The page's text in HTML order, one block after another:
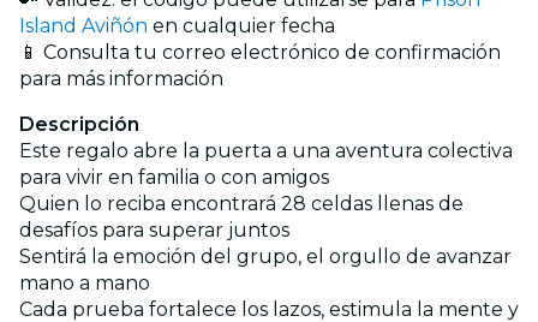
Island Aviñón en cualquier fecha
📱 Consulta tu correo electrónico de confirmación
para más información
Descripción
Este regalo abre la puerta a una aventura colectiva
para vivir en familia o con amigos
Quien lo reciba encontrará 28 celdas llenas de
desafíos para superar juntos
Sentirá la emoción del grupo, el orgullo de avanzar
mano a mano
Cada prueba fortalece los lazos, estimula la mente y